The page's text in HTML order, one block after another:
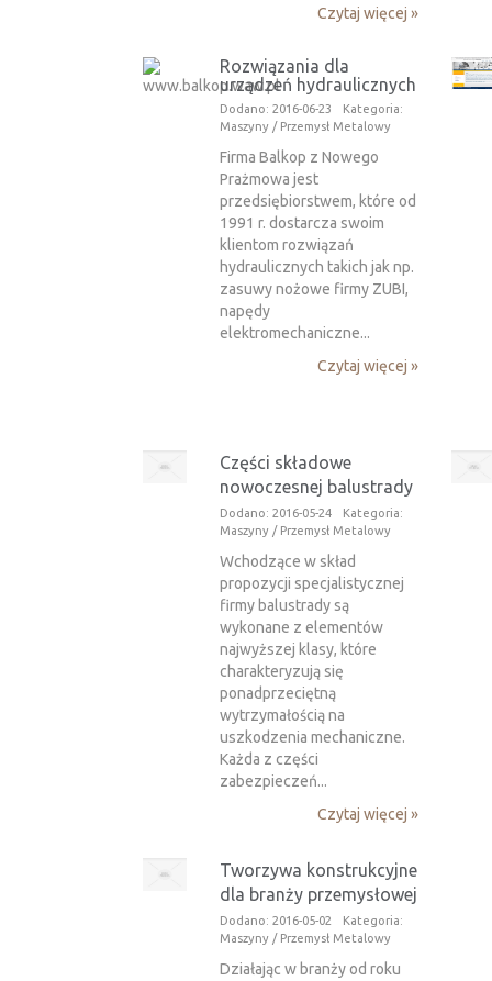
Czytaj więcej »
Rozwiązania dla
urządzeń hydraulicznych
Dodano: 2016-06-23
Kategoria:
Maszyny / Przemysł Metalowy
Firma Balkop z Nowego
Prażmowa jest
przedsiębiorstwem, które od
1991 r. dostarcza swoim
klientom rozwiązań
hydraulicznych takich jak np.
zasuwy nożowe firmy ZUBI,
napędy
elektromechaniczne...
Czytaj więcej »
Części składowe
nowoczesnej balustrady
Dodano: 2016-05-24
Kategoria:
Maszyny / Przemysł Metalowy
Wchodzące w skład
propozycji specjalistycznej
firmy balustrady są
wykonane z elementów
najwyższej klasy, które
charakteryzują się
ponadprzeciętną
wytrzymałością na
uszkodzenia mechaniczne.
Każda z części
zabezpieczeń...
Czytaj więcej »
Tworzywa konstrukcyjne
dla branży przemysłowej
Dodano: 2016-05-02
Kategoria:
Maszyny / Przemysł Metalowy
Działając w branży od roku